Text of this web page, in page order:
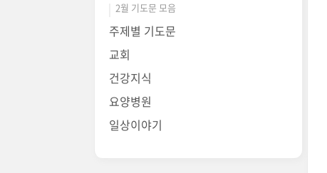
2월 기도문 모음
주제별 기도문
교회
건강지식
요양병원
일상이야기